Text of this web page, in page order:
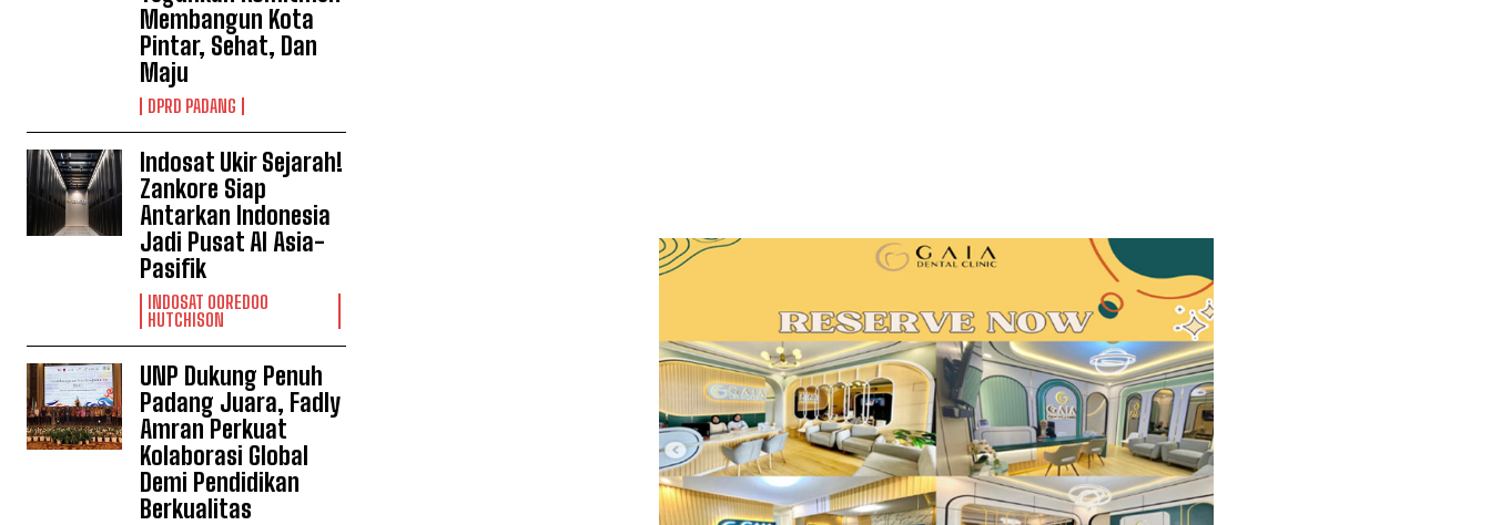
Membangun Kota
Pintar, Sehat, Dan
Maju
DPRD PADANG
Indosat Ukir Sejarah!
Zankore Siap
Antarkan Indonesia
Jadi Pusat AI Asia-
Pasifik
INDOSAT OOREDOO
HUTCHISON
UNP Dukung Penuh
Padang Juara, Fadly
Amran Perkuat
Kolaborasi Global
Demi Pendidikan
Berkualitas